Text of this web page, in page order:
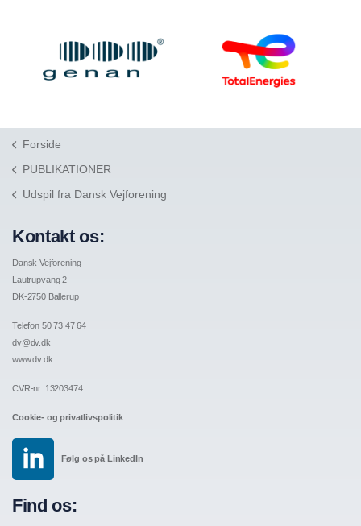
Forside
PUBLIKATIONER
Udspil fra Dansk Vejforening
Kontakt os:
Dansk Vejforening
Lautrupvang 2
DK-2750 Ballerup
Telefon 50 73 47 64
dv@dv.dk
www.dv.dk
CVR-nr. 13203474
Cookie- og privatlivspolitik
Følg os på LinkedIn
Find os: